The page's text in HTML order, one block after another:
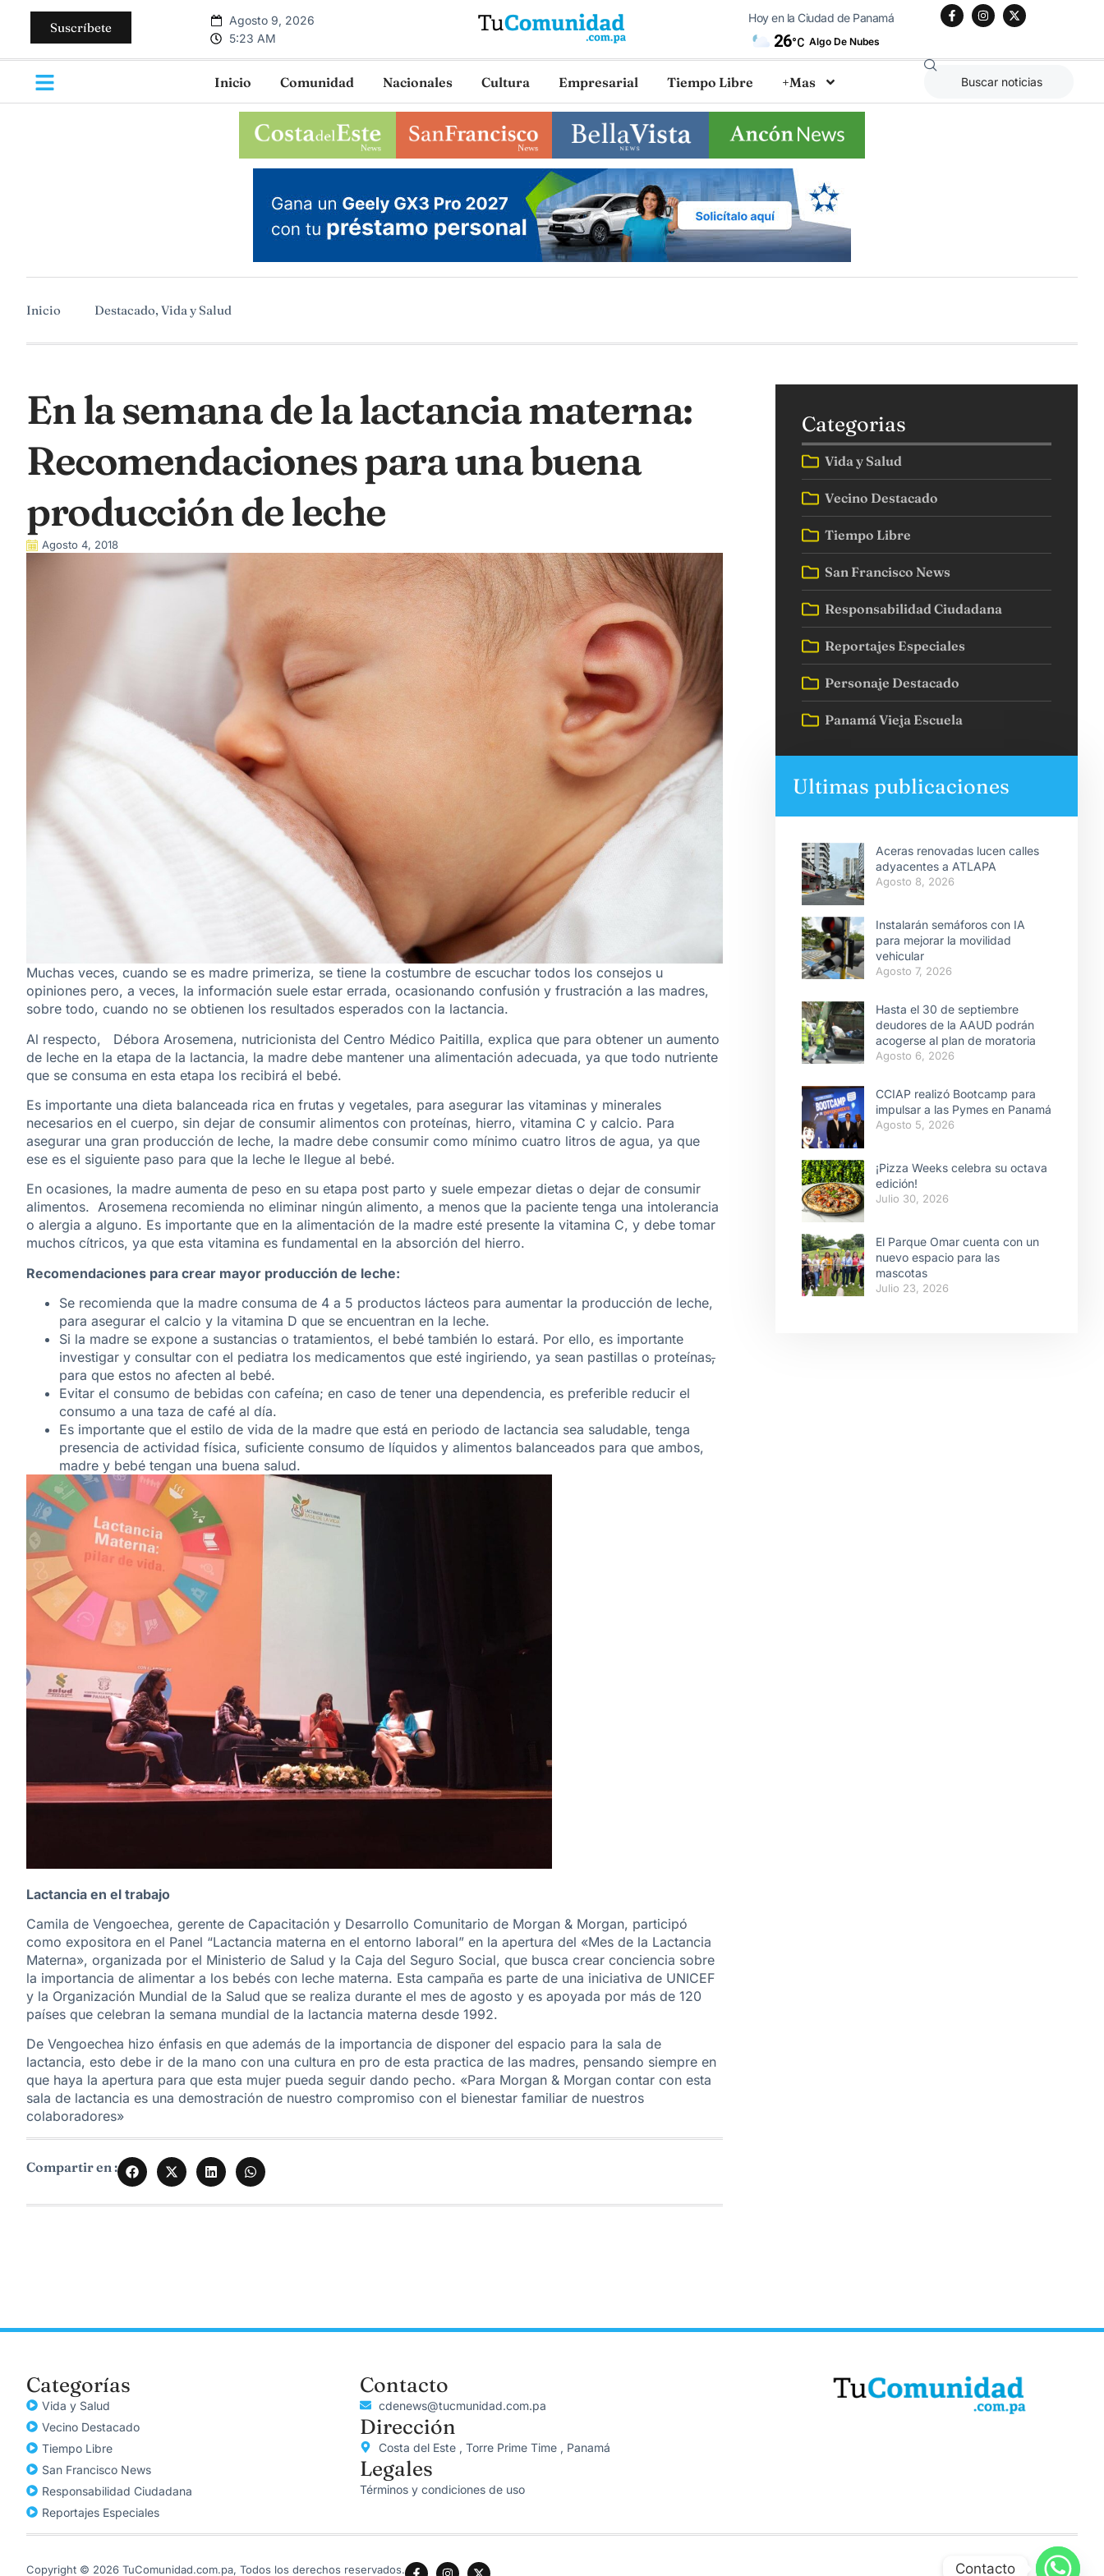
Suscríbete
Agosto 9, 2026
5:23 AM
Hoy en la Ciudad de Panamá
26°C Algo De Nubes
Inicio Comunidad Nacionales Cultura Empresarial Tiempo Libre +Mas
Inicio Destacado, Vida y Salud
En la semana de la lactancia materna:
Recomendaciones para una buena
producción de leche
Agosto 4, 2018
Muchas veces, cuando se es madre primeriza, se tiene la costumbre de escuchar todos los consejos u
opiniones pero, a veces, la información suele estar errada, ocasionando confusión y frustración a las madres,
sobre todo, cuando no se obtienen los resultados esperados con la lactancia.
Al respecto, Débora Arosemena, nutricionista del Centro Médico Paitilla, explica que para obtener un aumento
de leche en la etapa de la lactancia, la madre debe mantener una alimentación adecuada, ya que todo nutriente
que se consuma en esta etapa los recibirá el bebé.
Es importante una dieta balanceada rica en frutas y vegetales, para asegurar las vitaminas y minerales
necesarios en el cuerpo, sin dejar de consumir alimentos con proteínas, hierro, vitamina C y calcio. Para
asegurar una gran producción de leche, la madre debe consumir como mínimo cuatro litros de agua, ya que
ese es el siguiente paso para que la leche le llegue al bebé.
En ocasiones, la madre aumenta de peso en su etapa post parto y suele empezar dietas o dejar de consumir
alimentos. Arosemena recomienda no eliminar ningún alimento, a menos que la paciente tenga una intolerancia
o alergia a alguno. Es importante que en la alimentación de la madre esté presente la vitamina C, y debe tomar
muchos cítricos, ya que esta vitamina es fundamental en la absorción del hierro.
Recomendaciones para crear mayor producción de leche:
Se recomienda que la madre consuma de 4 a 5 productos lácteos para aumentar la producción de leche,
para asegurar el calcio y la vitamina D que se encuentran en la leche.
Si la madre se expone a sustancias o tratamientos, el bebé también lo estará. Por ello, es importante
investigar y consultar con el pediatra los medicamentos que esté ingiriendo, ya sean pastillas o proteínas,
para que estos no afecten al bebé.
Evitar el consumo de bebidas con cafeína; en caso de tener una dependencia, es preferible reducir el
consumo a una taza de café al día.
Es importante que el estilo de vida de la madre que está en periodo de lactancia sea saludable, tenga
presencia de actividad física, suficiente consumo de líquidos y alimentos balanceados para que ambos,
madre y bebé tengan una buena salud.
Lactancia en el trabajo
Camila de Vengoechea, gerente de Capacitación y Desarrollo Comunitario de Morgan & Morgan, participó
como expositora en el Panel “Lactancia materna en el entorno laboral” en la apertura del «Mes de la Lactancia
Materna», organizada por el Ministerio de Salud y la Caja del Seguro Social, que busca crear conciencia sobre
la importancia de alimentar a los bebés con leche materna. Esta campaña es parte de una iniciativa de UNICEF
y la Organización Mundial de la Salud que se realiza durante el mes de agosto y es apoyada por más de 120
países que celebran la semana mundial de la lactancia materna desde 1992.
De Vengoechea hizo énfasis en que además de la importancia de disponer del espacio para la sala de
lactancia, esto debe ir de la mano con una cultura en pro de esta practica de las madres, pensando siempre en
que haya la apertura para que esta mujer pueda seguir dando pecho. «Para Morgan & Morgan contar con esta
sala de lactancia es una demostración de nuestro compromiso con el bienestar familiar de nuestros
colaboradores»
Compartir en :
Categorias
Vida y Salud
Vecino Destacado
Tiempo Libre
San Francisco News
Responsabilidad Ciudadana
Reportajes Especiales
Personaje Destacado
Panamá Vieja Escuela
Ultimas publicaciones
Aceras renovadas lucen calles
adyacentes a ATLAPA
Agosto 8, 2026
Instalarán semáforos con IA
para mejorar la movilidad
vehicular
Agosto 7, 2026
Hasta el 30 de septiembre
deudores de la AAUD podrán
acogerse al plan de moratoria
Agosto 6, 2026
CCIAP realizó Bootcamp para
impulsar a las Pymes en Panamá
Agosto 5, 2026
¡Pizza Weeks celebra su octava
edición!
Julio 30, 2026
El Parque Omar cuenta con un
nuevo espacio para las
mascotas
Julio 23, 2026
Categorías
Vida y Salud
Vecino Destacado
Tiempo Libre
San Francisco News
Responsabilidad Ciudadana
Reportajes Especiales
Contacto
cdenews@tucmunidad.com.pa
Dirección
Costa del Este , Torre Prime Time , Panamá
Legales
Términos y condiciones de uso
Copyright © 2026 TuComunidad.com.pa, Todos los derechos reservados. Contacto